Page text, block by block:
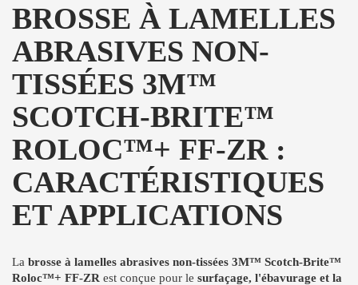
BROSSE À LAMELLES
ABRASIVES NON-
TISSÉES 3M™
SCOTCH-BRITE™
ROLOC™+ FF-ZR :
CARACTÉRISTIQUES
ET APPLICATIONS
La brosse à lamelles abrasives non-tissées 3M™ Scotch-Brite™
Roloc™+ FF-ZR est conçue pour le surfaçage, l'ébavurage et la